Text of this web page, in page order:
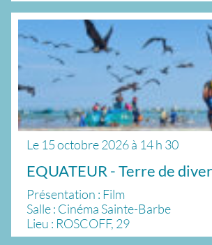
Le 15 octobre 2026à 14 h 30
EQUATEUR - Terre de
Présentation : Film
Salle : Cinéma Sainte-Barbe
Lieu : ROSCOFF, 29